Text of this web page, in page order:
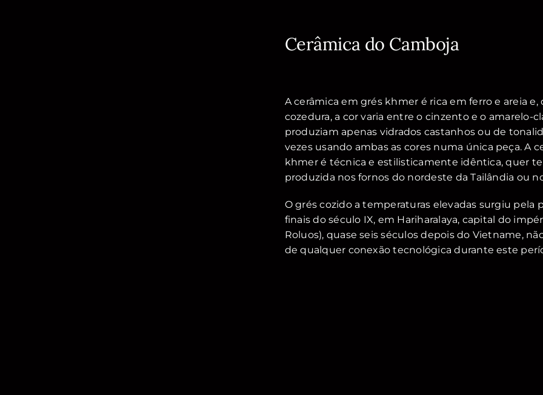
Cerâmica do Camboja
A cerâmica em grés khmer é rica em ferro e areia e,
cozedura, a cor varia entre o cinzento e o amarelo-
produziam apenas vidrados castanhos ou de
vezes usando ambas as cores numa única peça. A
khmer é técnica e estilisticamente idêntica, quer
produzida nos fornos do nordeste da Tailândia ou
O grés cozido a temperaturas elevadas surgiu pela
finais do século IX, em Hariharalaya, capital do
Roluos), quase seis séculos depois do Vietname,
de qualquer conexão tecnológica durante este